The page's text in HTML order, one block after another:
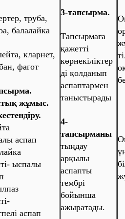
труба,
балалайка
кларнет,
фагот
жұмыс.
аспап
ыспалы
аспап
3-тапсырма.
Тапсырмаға
қажетті
көрнекіліктер
ді қолданып
аспаптармен
таныстырады
4-
тапсырманы
тыңдау
арқылы
аспапты
тембрі
бойынша
ажыратады.